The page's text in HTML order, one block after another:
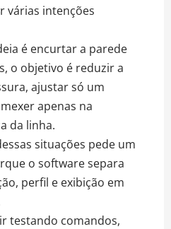
várias intenções
é encurtar a parede
o objetivo é reduzir a
ajustar só um
apenas na
da linha.
situações pede um
o software separa
perfil e exibição em
testando comandos,